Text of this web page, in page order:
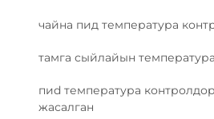
чайна пид температура
тамга сыйлайын
пиd температура
жасалган